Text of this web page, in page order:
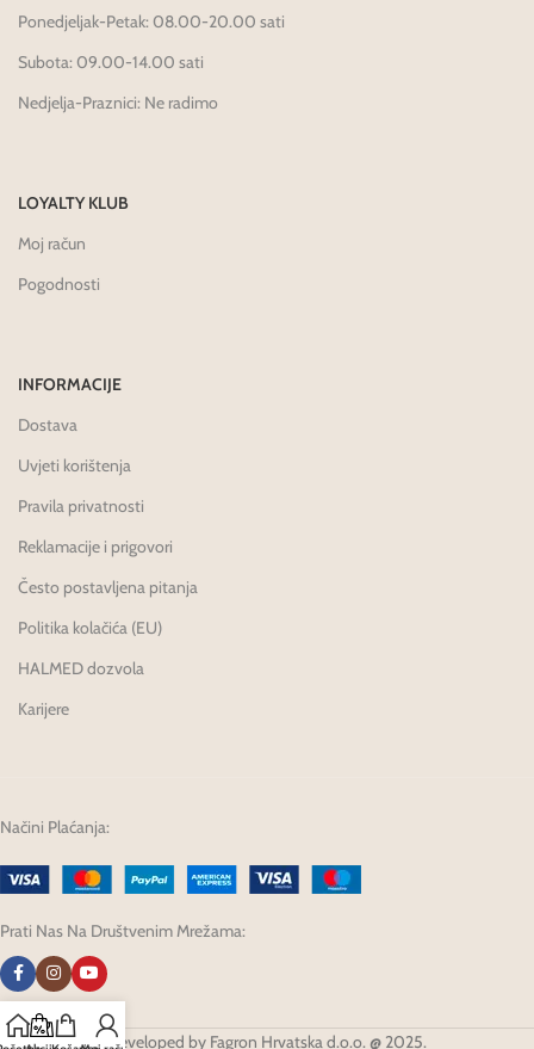
Ponedjeljak-Petak: 08.00-20.00 sati
Subota: 09.00-14.00 sati
Nedjelja-Praznici: Ne radimo
LOYALTY KLUB
Moj račun
Pogodnosti
INFORMACIJE
Dostava
Uvjeti korištenja
Pravila privatnosti
Reklamacije i prigovori
Često postavljena pitanja
Politika kolačića (EU)
HALMED dozvola
Karijere
Načini Plaćanja:
Prati Nas Na Društvenim Mrežama:
Developed by Fagron Hrvatska d.o.o. @ 2025.